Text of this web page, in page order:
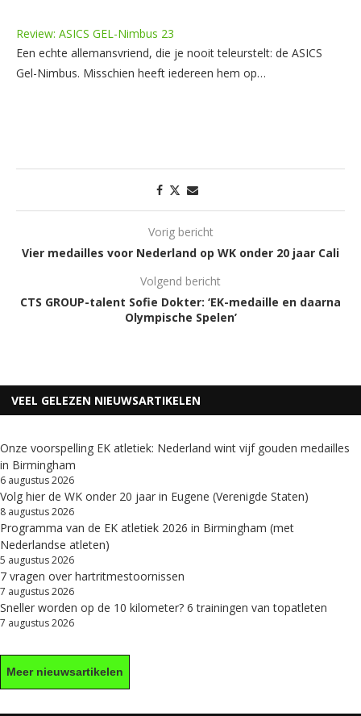
Review: ASICS GEL-Nimbus 23
Een echte allemansvriend, die je nooit teleurstelt: de ASICS
Gel-Nimbus. Misschien heeft iedereen hem op…
Vorig bericht
Vier medailles voor Nederland op WK onder 20 jaar Cali
Volgend bericht
CTS GROUP-talent Sofie Dokter: ‘EK-medaille en daarna
Olympische Spelen’
VEEL GELEZEN NIEUWSARTIKELEN
Onze voorspelling EK atletiek: Nederland wint vijf gouden medailles
in Birmingham
6 augustus 2026
Volg hier de WK onder 20 jaar in Eugene (Verenigde Staten)
8 augustus 2026
Programma van de EK atletiek 2026 in Birmingham (met
Nederlandse atleten)
5 augustus 2026
7 vragen over hartritmestoornissen
7 augustus 2026
Sneller worden op de 10 kilometer? 6 trainingen van topatleten
7 augustus 2026
Meer nieuwsartikelen